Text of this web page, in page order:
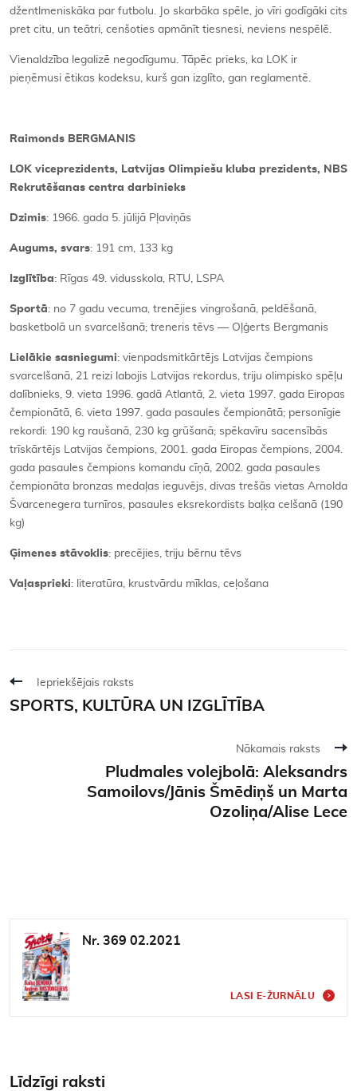
džentlmeniskāka par futbolu. Jo skarbāka spēle, jo vīri godīgāki cits
pret citu, un teātri, cenšoties apmānīt tiesnesi, neviens nespēlē.
Vienaldzība legalizē negodīgumu. Tāpēc prieks, ka LOK ir
pieņēmusi ētikas kodeksu, kurš gan izglīto, gan reglamentē.
Raimonds BERGMANIS
LOK viceprezidents, Latvijas Olimpiešu kluba prezidents, NBS
Rekrutēšanas centra darbinieks
Dzimis: 1966. gada 5. jūlijā Pļaviņās
Augums, svars: 191 cm, 133 kg
Izglītība: Rīgas 49. vidusskola, RTU, LSPA
Sportā: no 7 gadu vecuma, trenējies vingrošanā, peldēšanā,
basketbolā un svarcelšanā; treneris tēvs — Oļģerts Bergmanis
Lielākie sasniegumi: vienpadsmitkārtējs Latvijas čempions
svarcelšanā, 21 reizi labojis Latvijas rekordus, triju olimpisko spēļu
dalībnieks, 9. vieta 1996. gadā Atlantā, 2. vieta 1997. gada Eiropas
čempionātā, 6. vieta 1997. gada pasaules čempionātā; personīgie
rekordi: 190 kg raušanā, 230 kg grūšanā; spēkavīru sacensībās
trīskārtējs Latvijas čempions, 2001. gada Eiropas čempions, 2004.
gada pasaules čempions komandu cīņā, 2002. gada pasaules
čempionāta bronzas medaļas ieguvējs, divas trešās vietas Arnolda
Švarcenegera turnīros, pasaules eksrekordists baļķa celšanā (190
kg)
Ģimenes stāvoklis: precējies, triju bērnu tēvs
Vaļasprieki: literatūra, krustvārdu mīklas, ceļošana
Iepriekšējais raksts
SPORTS, KULTŪRA UN IZGLĪTĪBA
Nākamais raksts
Pludmales volejbolā: Aleksandrs
Samoilovs/Jānis Šmēdiņš un Marta
Ozoliņa/Alise Lece
Nr. 369 02.2021
LASI E-ŽURNĀLU
Līdzīgi raksti